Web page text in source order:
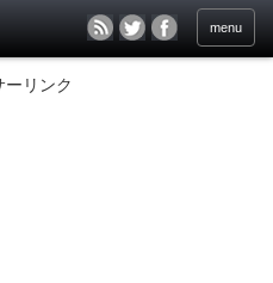
menu
ーリンク